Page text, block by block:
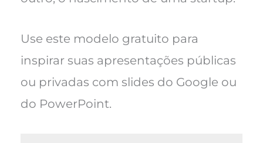
Use este modelo gratuito para
inspirar suas apresentações públicas
ou privadas com slides do Google ou
do PowerPoint.